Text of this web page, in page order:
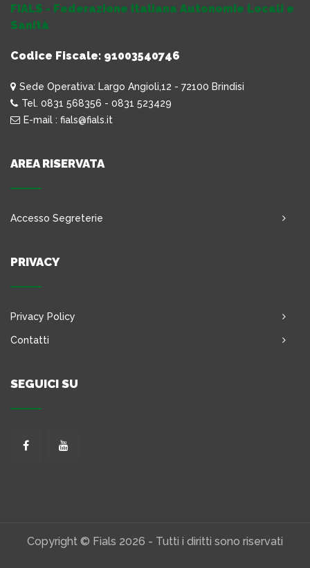
FIALS - Federazione Italiana Autonomie Locali e
Sanità
Codice Fiscale: 91003540746
Sede Operativa: Largo Angioli,12 - 72100 Brindisi
Tel. 0831 568356 - 0831 523429
E-mail : fials@fials.it
AREA RISERVATA
Accesso Segreterie
PRIVACY
Privacy Policy
Contatti
SEGUICI SU
Copyright © Fials 2026 - Tutti i diritti sono riservati